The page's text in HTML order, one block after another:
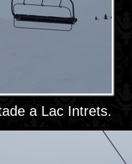
a Lac Intrets.